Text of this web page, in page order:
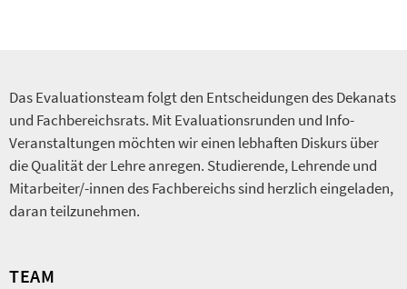
Das Evaluationsteam folgt den Entscheidungen des Dekanats
und Fachbereichsrats. Mit Evaluationsrunden und Info-
Veranstaltungen möchten wir einen lebhaften Diskurs über
die Qualität der Lehre anregen. Studierende, Lehrende und
Mitarbeiter/-innen des Fachbereichs sind herzlich eingeladen,
daran teilzunehmen.
TEAM